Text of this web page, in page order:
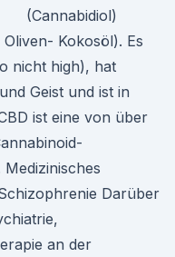
(Cannabidiol)
Kokosöl). Es
nicht high), hat
Geist und ist in
ist eine von über
Darüber
an der